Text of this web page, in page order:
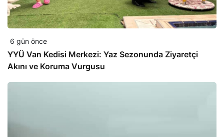
6 gün önce
YYÜ Van Kedisi Merkezi: Yaz Sezonunda Ziyaretçi
Akını ve Koruma Vurgusu